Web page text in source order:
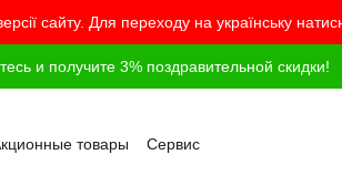
сайту. Для переходу на українську
и получите 3% поздравительной скидки!
товары
Сервис